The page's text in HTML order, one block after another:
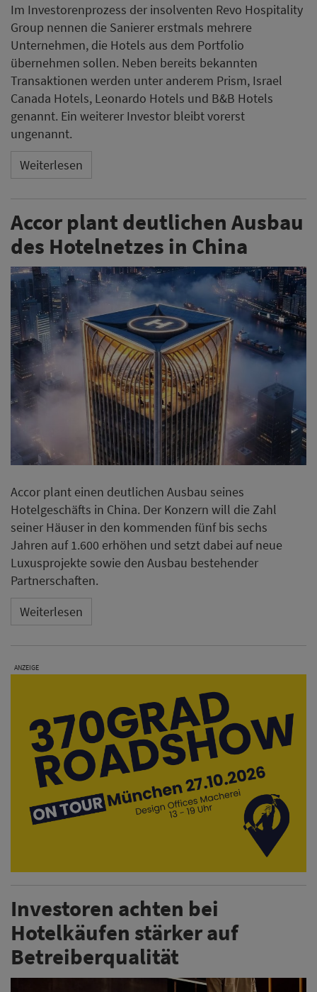
Im Investorenprozess der insolventen Revo Hospitality
Group nennen die Sanierer erstmals mehrere
Unternehmen, die Hotels aus dem Portfolio
übernehmen sollen. Neben bereits bekannten
Transaktionen werden unter anderem Prism, Israel
Canada Hotels, Leonardo Hotels und B&B Hotels
genannt. Ein weiterer Investor bleibt vorerst
ungenannt.
Weiterlesen
Accor plant deutlichen Ausbau
des Hotelnetzes in China
Accor plant einen deutlichen Ausbau seines
Hotelgeschäfts in China. Der Konzern will die Zahl
seiner Häuser in den kommenden fünf bis sechs
Jahren auf 1.600 erhöhen und setzt dabei auf neue
Luxusprojekte sowie den Ausbau bestehender
Partnerschaften.
Weiterlesen
ANZEIGE
Investoren achten bei
Hotelkäufen stärker auf
Betreiberqualität